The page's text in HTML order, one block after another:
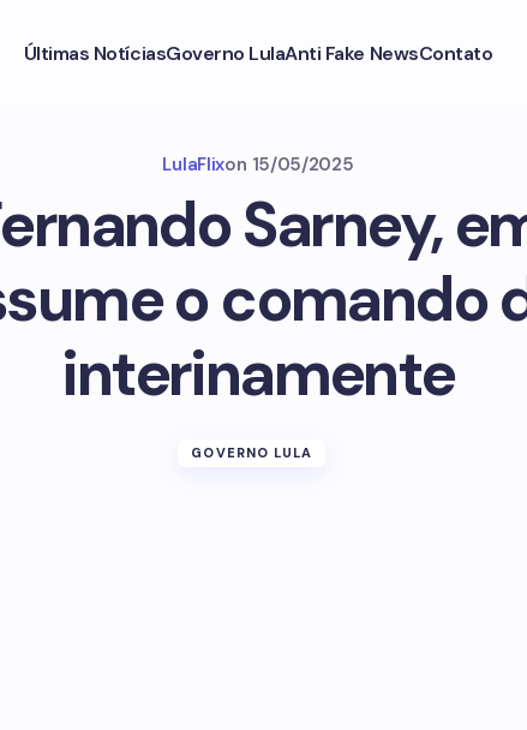
Últimas NotíciasGoverno LulaAnti Fake NewsContato
LulaFlixon 15/05/2025
Sarney,
o comando
interinamente
GOVERNO LULA